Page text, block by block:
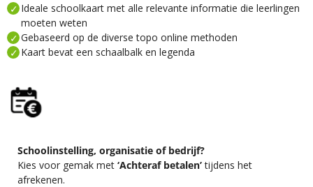
Ideale schoolkaart met alle relevante informatie die leerlingen
moeten weten
Gebaseerd op de diverse topo online methoden
Kaart bevat een schaalbalk en legenda
Schoolinstelling, organisatie of bedrijf?
Kies voor gemak met ‘Achteraf betalen’tijdens het
afrekenen.